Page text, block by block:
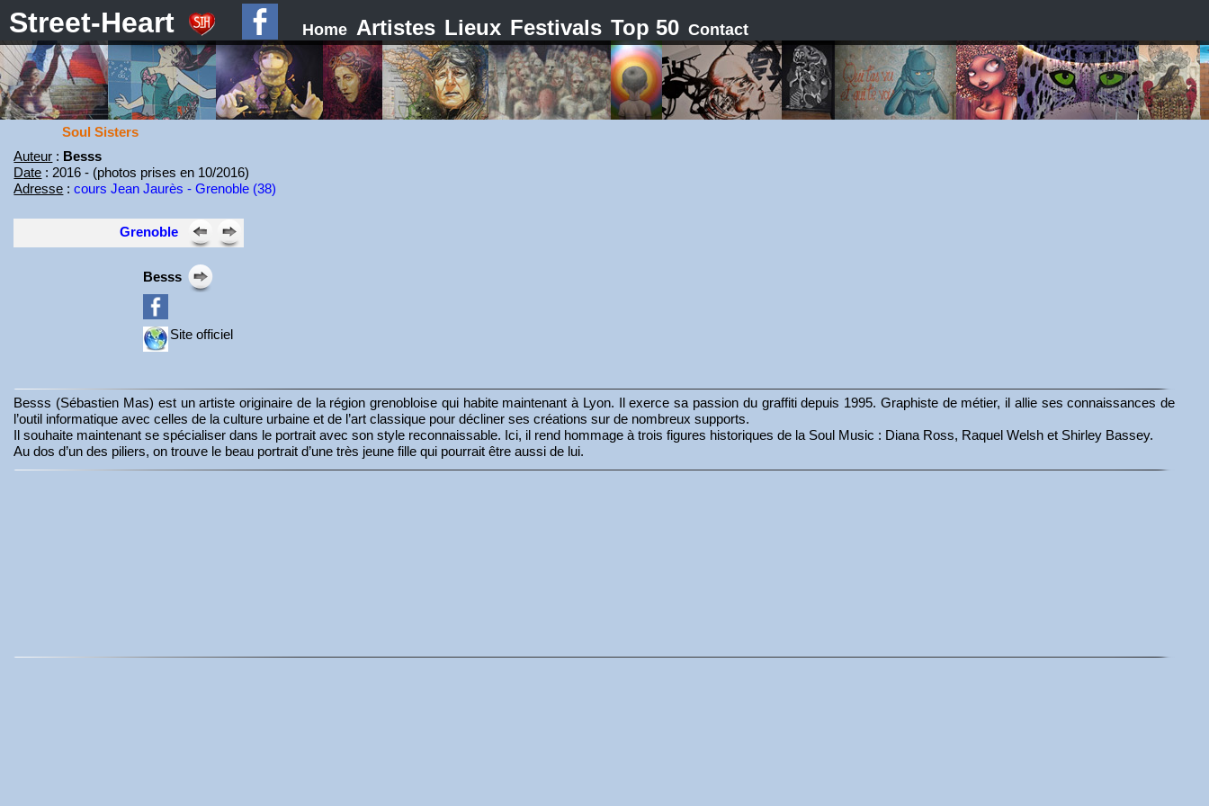
Street-Heart Home Artistes Lieux Festivals Top 50 Contact
Soul Sisters
Auteur : Besss
Date : 2016 - (photos prises en 10/2016)
Adresse :cours Jean Jaurès - Grenoble (38)
Grenoble
Besss
Site officiel
Besss (Sébastien Mas) est un artiste originaire de la région grenobloise qui habite maintenant à Lyon. Il exerce sa passion du graffiti depuis 1995. Graphiste de métier, il allie ses connaissances de
l’outil informatique avec celles de la culture urbaine et de l’art classique pour décliner ses créations sur de nombreux supports.
Il souhaite maintenant se spécialiser dans le portrait avec son style reconnaissable. Ici, il rend hommage à trois figures historiques de la Soul Music : Diana Ross, Raquel Welsh et Shirley Bassey.
Au dos d’un des piliers, on trouve le beau portrait d’une très jeune fille qui pourrait être aussi de lui.